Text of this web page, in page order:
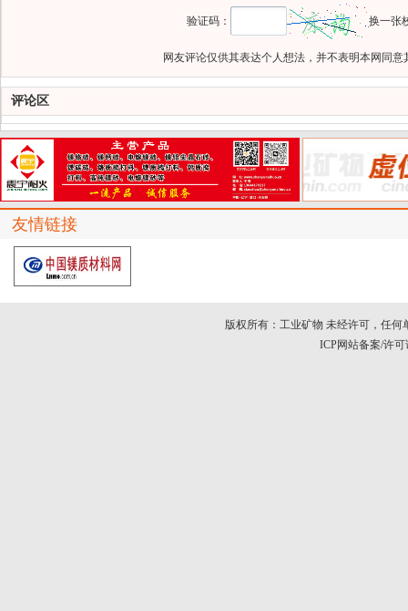
验证码： 换一张
网友评论仅供其表达个人想法，并不表明本网同
评论区
友情链接
版权所有：工业矿物 未经许可，任
ICP网站备案/许可